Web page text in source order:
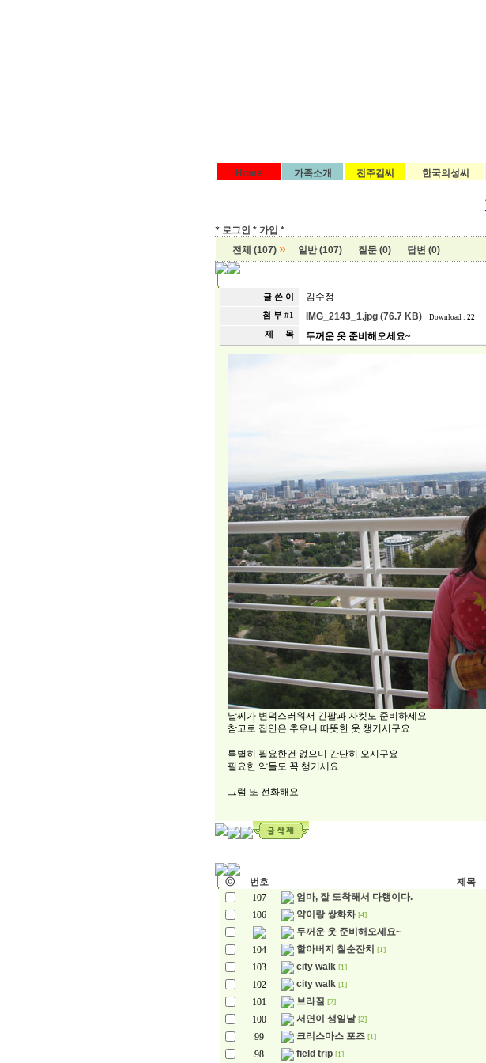
Home 가족소개 전주김씨 한국의성씨
* 로그인 * 가입 *
전체 (107) » 일반 (107) 질문 (0) 답변 (0)
글 쓴 이 김수정
첨 부 #1 IMG_2143_1.jpg (76.7 KB) Download : 22
제 목 두꺼운 옷 준비해오세요~
날씨가 변덕스러워서 긴팔과 자켓도 준비하세요
참고로 집안은 추우니 따뜻한 옷 챙기시구요
특별히 필요한건 없으니 간단히 오시구요
필요한 약들도 꼭 챙기세요
그럼 또 전화해요
ⓒ 번호 제목
107
엄마, 잘 도착해서 다행이다.
106
약이랑 쌍화차 [4]
두꺼운 옷 준비해오세요~
104
할아버지 칠순잔치 [1]
103
city walk [1]
102
city walk [1]
101
브라질 [2]
100
서연이 생일날 [2]
99
크리스마스 포즈 [1]
98
field trip [1]